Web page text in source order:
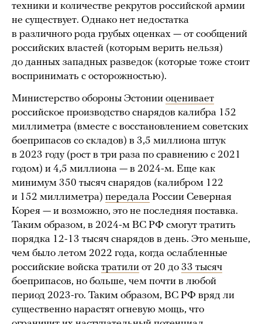
техники и количестве рекрутов российской армии
не существует. Однако нет недостатка
в различного рода грубых оценках — от сообщений
российских властей (которым верить нельзя)
до данных западных разведок (которые тоже стоит
воспринимать с осторожностью).
Министерство обороны Эстонии оценивает
российское производство снарядов калибра 152
миллиметра (вместе с восстановлением советских
боеприпасов со складов) в 3,5 миллиона штук
в 2023 году (рост в три раза по сравнению с 2021
годом) и 4,5 миллиона — в 2024-м. Еще как
минимум 350 тысяч снарядов (калибром 122
и 152 миллиметра) передала России Северная
Корея — и возможно, это не последняя поставка.
Таким образом, в 2024-м ВС РФ смогут тратить
порядка 12-13 тысяч снарядов в день. Это меньше,
чем было летом 2022 года, когда ослабленные
российские войска тратили от 20 до 33 тысяч
боеприпасов, но больше, чем почти в любой
период 2023-го. Таким образом, ВС РФ вряд ли
существенно нарастят огневую мощь, что